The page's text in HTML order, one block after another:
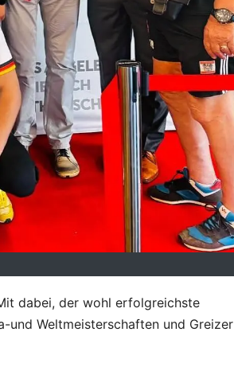
dabei, der wohl erfolgreichste
und Weltmeisterschaften und Greizer